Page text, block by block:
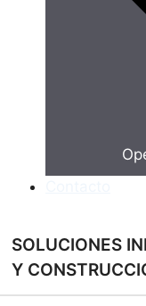
SOLUCIONES
Y